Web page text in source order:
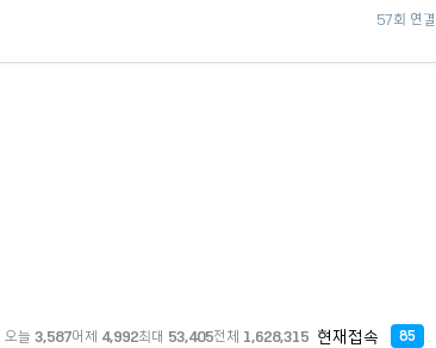
57회 연결
오늘 3,587어제 4,992최대 53,405전체 1,628,315 현재접속 85